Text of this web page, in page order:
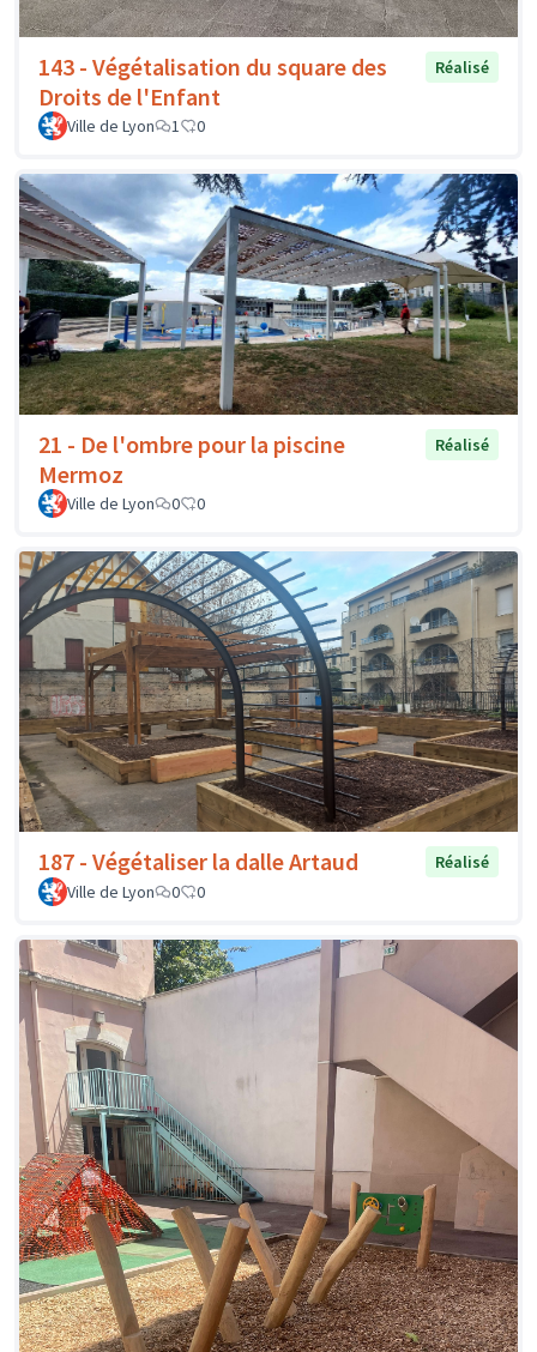
143 - Végétalisation du square des
Droits de l'Enfant
Réalisé
Ville de Lyon 1 0
21 - De l'ombre pour la piscine
Mermoz
Réalisé
Ville de Lyon 0 0
187 - Végétaliser la dalle Artaud
Réalisé
Ville de Lyon
0 0